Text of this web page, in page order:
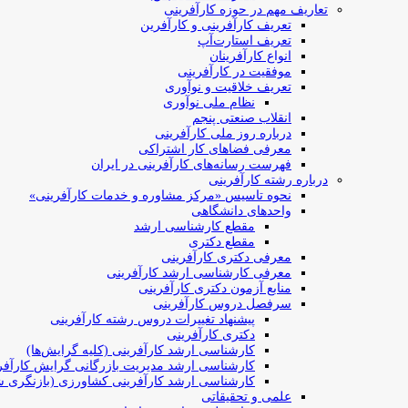
تعاریف مهم در حوزه کارآفرینی
تعریف کارآفرینی و کارآفرین
تعریف استارت‌آپ
انواع کارآفرینان
موفقیت در کارآفرینی
تعریف خلاقیت و نوآوری
نظام ملی نوآوری
انقلاب صنعتی پنجم
درباره روز ملی کارآفرینی
معرفی فضاهای کار اشتراکی
فهرست رسانه‌های کارآفرینی در ایران
درباره رشته کارآفرینی
نحوه تاسیس «مرکز مشاوره و خدمات کارآفرینی»
واحدهای دانشگاهی
مقطع کارشناسی ارشد
مقطع دکتری
معرفی دکتری کارآفرینی
معرفی کارشناسی ارشد کارآفرینی
منابع آزمون دکتری کارآفرینی
سرفصل دروس کارآفرینی
پیشنهاد تغییرات دروس رشته کارآفرینی
دکتری کارآفرینی
کارشناسی ارشد کارآفرینی (کلیه گرایش‌ها)
کارشناسی ارشد مدیریت بازرگانی گرایش
کارشناسی ارشد کارآفرینی کشاورزی (بازنگری
علمی و تحقیقاتی